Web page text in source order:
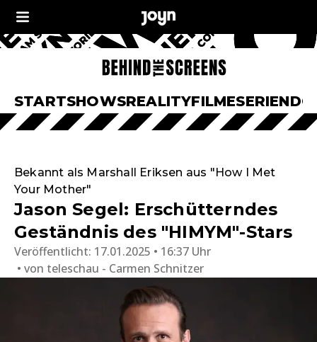
STARTSHOWSREALITYFILMESERIEN
Bekannt als Marshall Eriksen aus "How I Met
Your Mother"
Jason Segel: Erschütterndes
Geständnis des "HIMYM"-Stars
Veröffentlicht: 17.01.2025 • 16:37 Uhr
von teleschau - Carmen Schnitzer